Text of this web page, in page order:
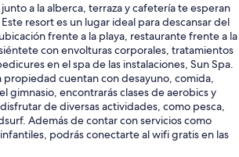
a la alberca, terraza y cafetería te esperan
resort es un lugar ideal para descansar del
frente a la playa, restaurante frente a la
con envolturas corporales, tratamientos
en el spa de las instalaciones, Sun Spa.
propiedad cuentan con desayuno, comida,
gimnasio, encontrarás clases de aerobics y
de diversas actividades, como pesca,
Además de contar con servicios como
podrás conectarte al wifi gratis en las